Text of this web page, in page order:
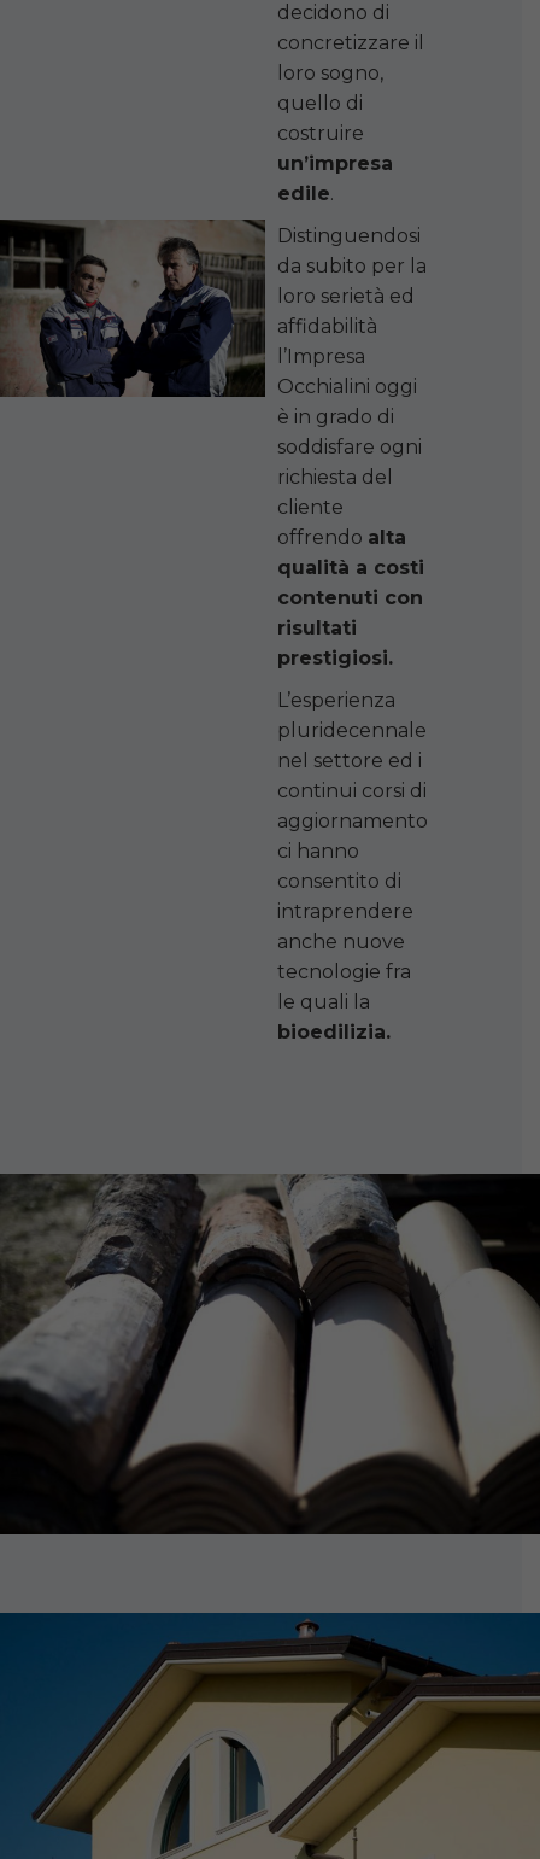
decidono di
concretizzare il
loro sogno,
quello di
costruire
un’impresa
edile.
Distinguendosi
da subito per la
loro serietà ed
affidabilità
l’Impresa
Occhialini oggi
è in grado di
soddisfare ogni
richiesta del
cliente
offrendo alta
qualità a costi
contenuti con
risultati
prestigiosi.
L’esperienza
pluridecennale
nel settore ed i
continui corsi di
aggiornamento
ci hanno
consentito di
intraprendere
anche nuove
tecnologie fra
le quali la
bioedilizia.